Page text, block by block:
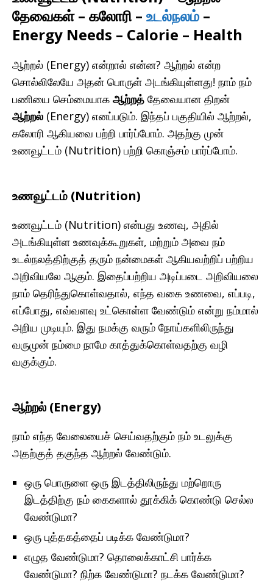
தேவைகள் – கலோரி – உடல்நலம் –
Energy Needs – Calorie – Health
ஆற்றல் (Energy) என்றால் என்ன? ஆற்றல் என்ற
சொல்லிலேயே அதன் பொருள் அடங்கியுள்ளது! நாம் நம்
பணியை செம்மையாக ஆற்றத் தேவையான திறன்
ஆற்றல் (Energy) எனப்படும். இந்தப் பகுதியில் ஆற்றல்,
கலோரி ஆகியவை பற்றி பார்ப்போம். அதற்கு முன்
உணவூட்டம் (Nutrition) பற்றி கொஞ்சம் பார்ப்போம்.
உணவூட்டம் (Nutrition)
உணவூட்டம் (Nutrition) என்பது உணவு, அதில்
அடங்கியுள்ள உணவுக்கூறுகள், மற்றும் அவை நம்
உடல்நலத்திற்குத் தரும் நன்மைகள் ஆகியவற்றிப் பற்றிய
அறிவியலே ஆகும். இதைப்பற்றிய அடிப்படை அறிவியலை
நாம் தெரிந்துகொள்வதால், எந்த வகை உணவை, எப்படி,
எப்போது, எவ்வளவு உட்கொள்ள வேண்டும் என்று நம்மால்
அறிய முடியும். இது நமக்கு வரும் நோய்களிலிருந்து
வருமுன் நம்மை நாமே காத்துக்கொள்வதற்கு வழி
வகுக்கும்.
ஆற்றல் (Energy)
நாம் எந்த வேலையைச் செய்வதற்கும் நம் உடலுக்கு
அதற்குத் தகுந்த ஆற்றல் வேண்டும்.
ஒரு பொருளை ஒரு இடத்திலிருந்து மற்றொரு
இடத்திற்கு நம் கைகளால் தூக்கிக் கொண்டு செல்ல
வேண்டுமா?
ஒரு புத்தகத்தைப் படிக்க வேண்டுமா?
எழுத வேண்டுமா? தொலைக்காட்சி பார்க்க
வேண்டுமா? நிற்க வேண்டுமா? நடக்க வேண்டுமா?